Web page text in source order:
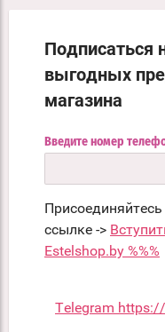
Подписаться
выгодных
магазина
Введите номер
ссылке ->
Estelshop.by %%%
Telegram